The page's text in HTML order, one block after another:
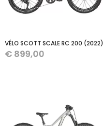
VÉLO SCOTT SCALE RC 200 (2022)
€ 899,00